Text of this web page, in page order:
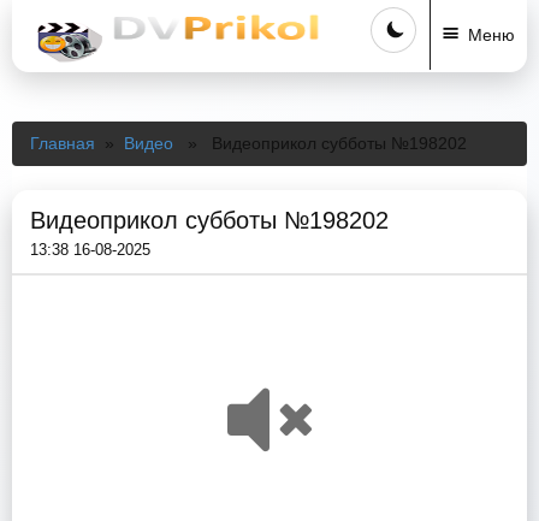
Меню
Главная » Видео » Видеоприкол субботы №198202
Видеоприкол субботы №198202
13:38 16-08-2025